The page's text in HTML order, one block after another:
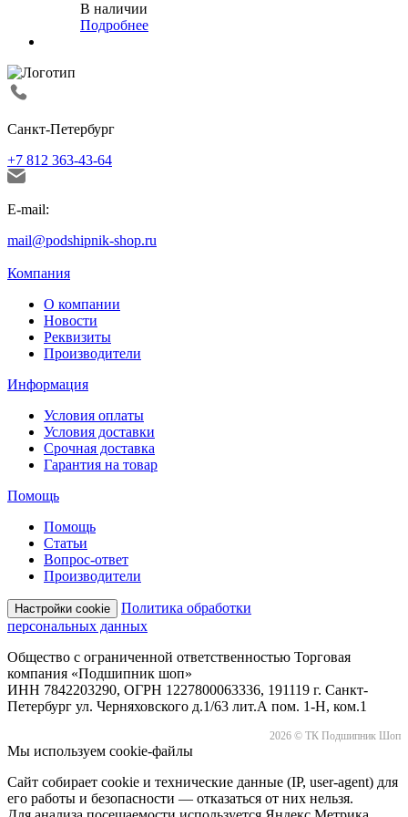
В наличии
Подробнее
Санкт-Петербург
+7 812 363-43-64
E-mail:
mail@podshipnik-shop.ru
Компания
О компании
Новости
Реквизиты
Производители
Информация
Условия оплаты
Условия доставки
Срочная доставка
Гарантия на товар
Помощь
Помощь
Статьи
Вопрос-ответ
Производители
Настройки cookie
Политика обработки
персональных данных
Общество с ограниченной ответственностью Торговая
компания «Подшипник шоп»
ИНН 7842203290, ОГРН 1227800063336, 191119 г. Санкт-
Петербург ул. Черняховского д.1/63 лит.А пом. 1-Н, ком.1
2026 © ТК Подшипник Шоп
Мы используем cookie-файлы
Сайт собирает cookie и технические данные (IP, user-agent) для
его работы и безопасности — отказаться от них нельзя.